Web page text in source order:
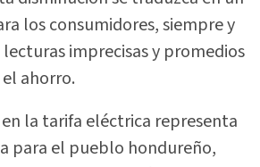
los consumidores, siempre y
imprecisas y promedios
ahorro.
la tarifa eléctrica representa
para el pueblo hondureño,